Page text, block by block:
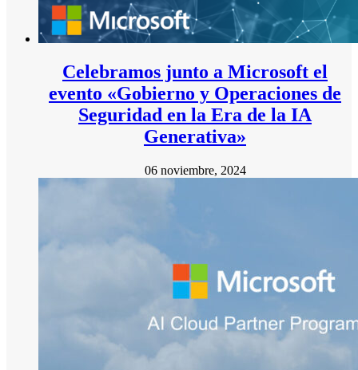
Celebramos junto a Microsoft el
evento «Gobierno y Operaciones de
Seguridad en la Era de la IA
Generativa»
06 noviembre, 2024